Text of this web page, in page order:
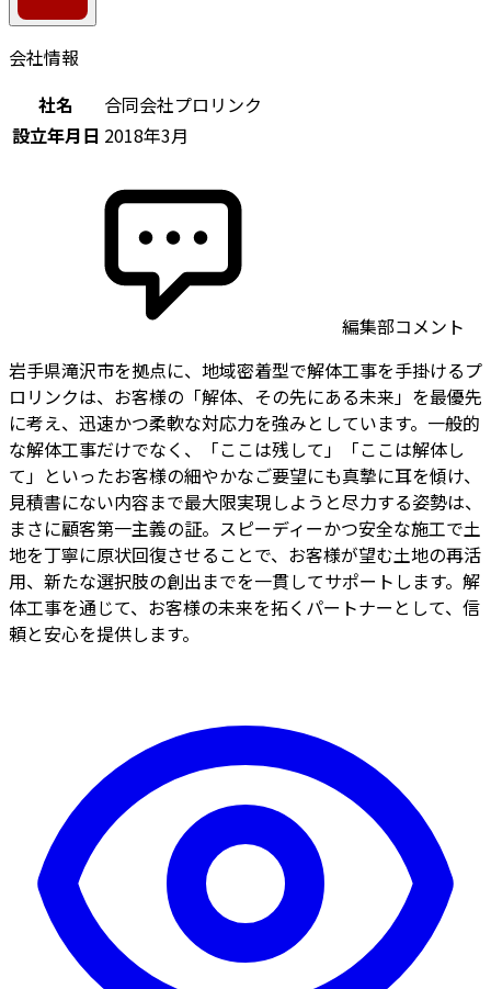
会社情報
社名
合同会社プロリンク
設立年月日 2018年3月
編集部コメント
岩手県滝沢市を拠点に、地域密着型で解体工事を手掛けるプ
ロリンクは、お客様の「解体、その先にある未来」を最優先
に考え、迅速かつ柔軟な対応力を強みとしています。一般的
な解体工事だけでなく、「ここは残して」「ここは解体し
て」といったお客様の細やかなご要望にも真摯に耳を傾け、
見積書にない内容まで最大限実現しようと尽力する姿勢は、
まさに顧客第一主義の証。スピーディーかつ安全な施工で土
地を丁寧に原状回復させることで、お客様が望む土地の再活
用、新たな選択肢の創出までを一貫してサポートします。解
体工事を通じて、お客様の未来を拓くパートナーとして、信
頼と安心を提供します。